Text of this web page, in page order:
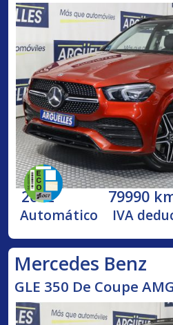
2022 79990
Automático IVA
Mercedes Benz
GLE 350 De Coupe